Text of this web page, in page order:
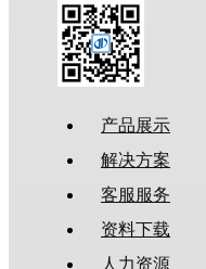
产品展示
解决方案
客服服务
资料下载
人力资源